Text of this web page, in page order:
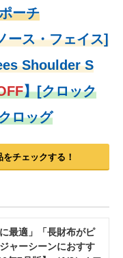
ーチ
ース・フェイス]
Shoulder S
】[クロック
ロッグ
チェックする！
最適」「長財布がピ
ャーシーンにおすす